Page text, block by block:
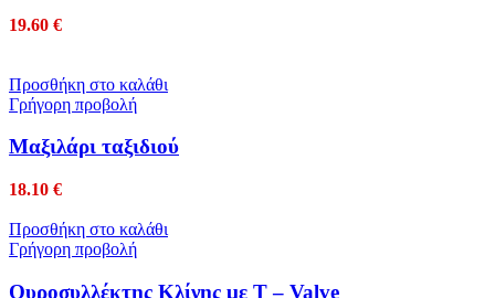
19.60 €
Προσθήκη στο καλάθι
Γρήγορη προβολή
Μαξιλάρι ταξιδιού
18.10 €
Προσθήκη στο καλάθι
Γρήγορη προβολή
Ουροσυλλέκτης Κλίνης με Τ – Valve